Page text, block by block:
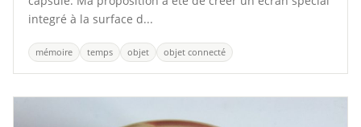
integré à la surface d...
mémoire temps objet objet connecté